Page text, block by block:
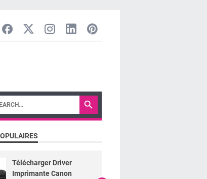
Télécharger Driver
Imprimante Canon